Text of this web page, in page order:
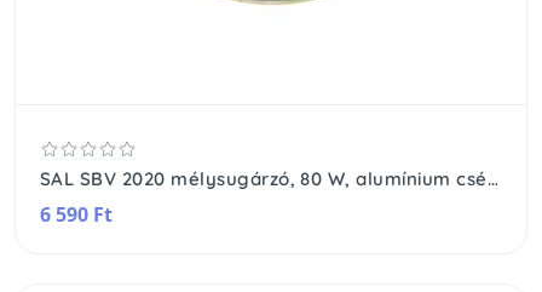
SAL SBV 2020 mélysugárzó, 80 W, alumínium csévetest, 2 rétegű hangtekercs, 20 Oz mágnes
6 590 Ft